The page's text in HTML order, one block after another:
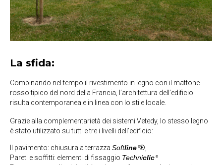
La sfida:
Combinando nel tempo il rivestimento in legno con il mattone
rosso tipico del nord della Francia, l’architettura dell’edificio
risulta contemporanea e in linea con lo stile locale.
Grazie alla complementarietà dei sistemi Vetedy, lo stesso legno
è stato utilizzato su tutti e tre i livelli dell’edificio:
Il pavimento: chiusura a terrazza Softline ®®,
Pareti e soffitti: elementi di fissaggio Techniclic ®